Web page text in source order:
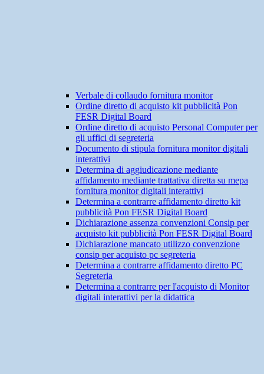
Verbale di collaudo fornitura monitor
Ordine diretto di acquisto kit pubblicità Pon
FESR Digital Board
Ordine diretto di acquisto Personal Computer per
gli uffici di segreteria
Documento di stipula fornitura monitor digitali
interattivi
Determina di aggiudicazione mediante
affidamento mediante trattativa diretta su mepa
fornitura monitor digitali interattivi
Determina a contrarre affidamento diretto kit
pubblicità Pon FESR Digital Board
Dichiarazione assenza convenzioni Consip per
acquisto kit pubblicità Pon FESR Digital Board
Dichiarazione mancato utilizzo convenzione
consip per acquisto pc segreteria
Determina a contrarre affidamento diretto PC
Segreteria
Determina a contrarre per l'acquisto di Monitor
digitali interattivi per la didattica